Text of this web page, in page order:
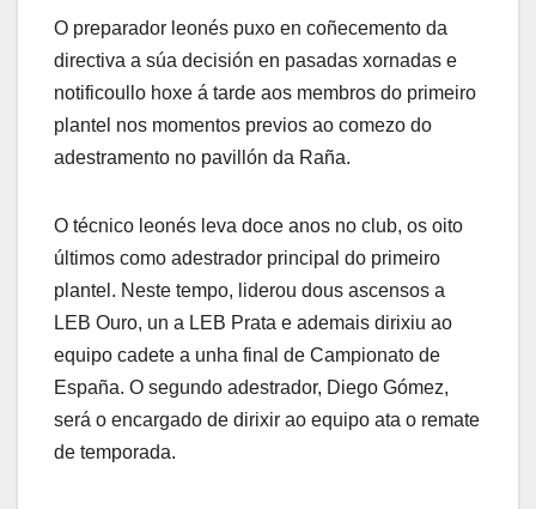
O preparador leonés puxo en coñecemento da
directiva a súa decisión en pasadas xornadas e
notificoullo hoxe á tarde aos membros do primeiro
plantel nos momentos previos ao comezo do
adestramento no pavillón da Raña.
O técnico leonés leva doce anos no club, os oito
últimos como adestrador principal do primeiro
plantel. Neste tempo, liderou dous ascensos a
LEB Ouro, un a LEB Prata e ademais dirixiu ao
equipo cadete a unha final de Campionato de
España. O segundo adestrador, Diego Gómez,
será o encargado de dirixir ao equipo ata o remate
de temporada.